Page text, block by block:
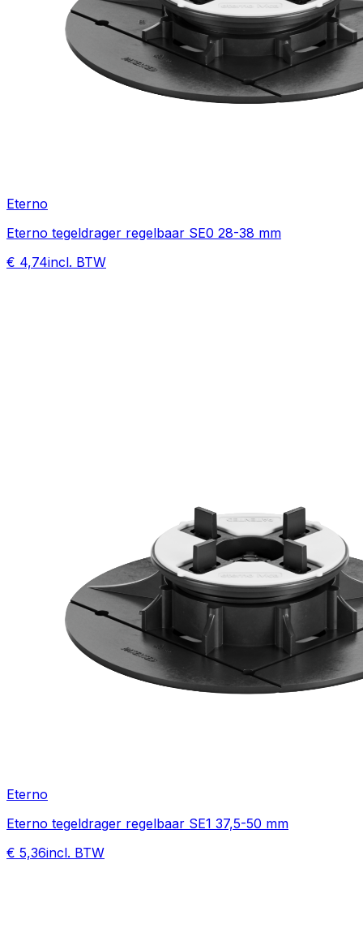
Eterno
Eterno tegeldrager regelbaar SE0 28-38 mm
€ 4,74incl. BTW
Eterno
Eterno tegeldrager regelbaar SE1 37,5-50 mm
€ 5,36incl. BTW